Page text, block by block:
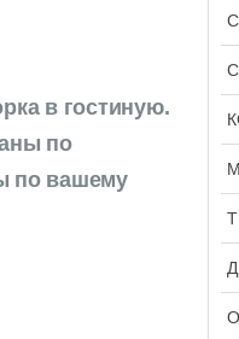
в гостиную.
по
по вашему